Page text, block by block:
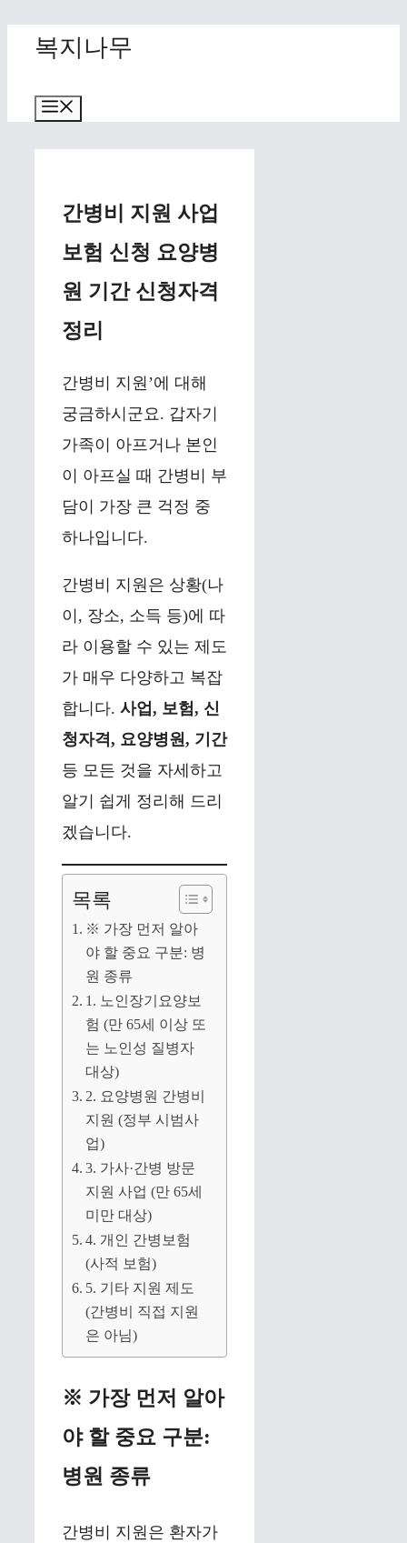
content
복지나무
간병비 지원 사업
보험 신청 요양병
원 기간 신청자격
정리
간병비 지원’에 대해
궁금하시군요. 갑자기
가족이 아프거나 본인
이 아프실 때 간병비 부
담이 가장 큰 걱정 중
하나입니다.
간병비 지원은 상황(나
이, 장소, 소득 등)에 따
라 이용할 수 있는 제도
가 매우 다양하고 복잡
합니다. 사업, 보험, 신
청자격, 요양병원, 기간
등 모든 것을 자세하고
알기 쉽게 정리해 드리
겠습니다.
목록
※ 가장 먼저 알아
야 할 중요 구분: 병
원 종류
1. 노인장기요양보
험 (만 65세 이상 또
는 노인성 질병자
대상)
2. 요양병원 간병비
지원 (정부 시범사
업)
3. 가사·간병 방문
지원 사업 (만 65세
미만 대상)
4. 개인 간병보험
(사적 보험)
5. 기타 지원 제도
(간병비 직접 지원
은 아님)
※ 가장 먼저 알아
야 할 중요 구분:
병원 종류
간병비 지원은 환자가